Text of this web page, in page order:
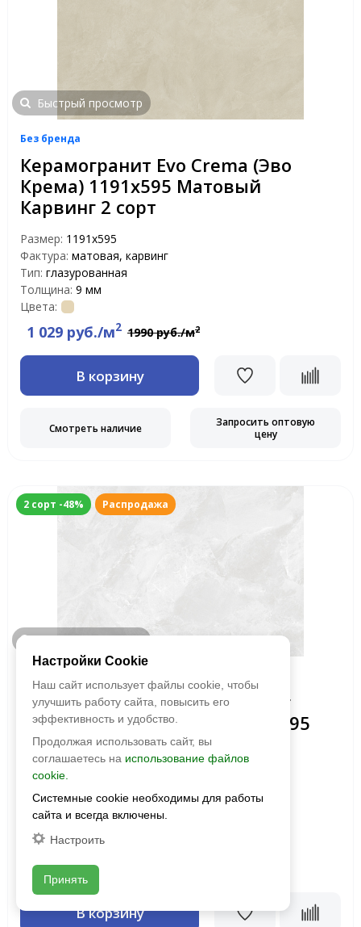
Быстрый просмотр
Без бренда
Керамогранит Evo Crema (Эво
Крема) 1191x595 Матовый
Карвинг 2 сорт
Размер: 1191x595
Фактура: матовая, карвинг
Тип: глазурованная
Толщина: 9 мм
Цвета:
1 029 руб./м2 1990 руб./м2
В корзину
Смотреть наличие
Запросить оптовую
цену
2 сорт -48% Распродажа
Быстрый просмотр
Керамогранит Reg Bianco (Рег
Бианко) светло-серый 1191х595
матовый 2 сорт
Размер:1191x595
Фактура:матовая
Тип:Глазурованная
9 мм
Цвета:
1 029 руб./м
В корзину
Настройки Cookie
Наш сайт использует файлы cookie, чтобы
улучшить работу сайта, повысить его
эффективность и удобство.
Продолжая использовать сайт, вы
соглашаетесь на использование файлов
cookie.
Системные cookie необходимы для работы
сайта и всегда включены.
Настроить
Принять